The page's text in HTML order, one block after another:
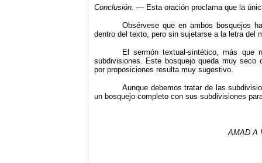
Conclusión. — Esta oración proclama que la
Obsérvese que en ambos bosquejos
dentro del texto, pero sin sujetarse a la letra del
El sermón textual-sintético, más que
subdivisiones. Este bosquejo queda muy
por proposiciones resulta muy sugestivo.
Aunque debemos tratar de las
un bosquejo completo con sus subdivisiones
AMAD A